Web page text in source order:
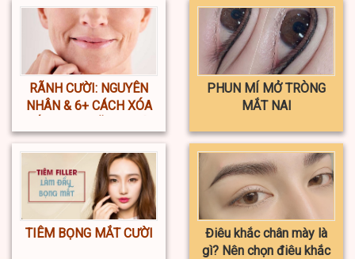
RÃNH CƯỜI: NGUYÊN
NHÂN & 6+ CÁCH XÓA
PHUN MÍ MỞ TRÒNG
MẮT NAI
TIÊM BỌNG MẮT CƯỜI
Điêu khắc chân mày là
gì? Nên chọn điêu khắc